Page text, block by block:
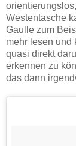
Westentasche
Gaulle zum
mehr lesen und
quasi direkt
erkennen zu
das dann